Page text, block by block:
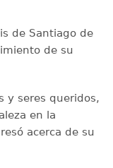
de Santiago de
de su
y seres queridos,
en la
acerca de su